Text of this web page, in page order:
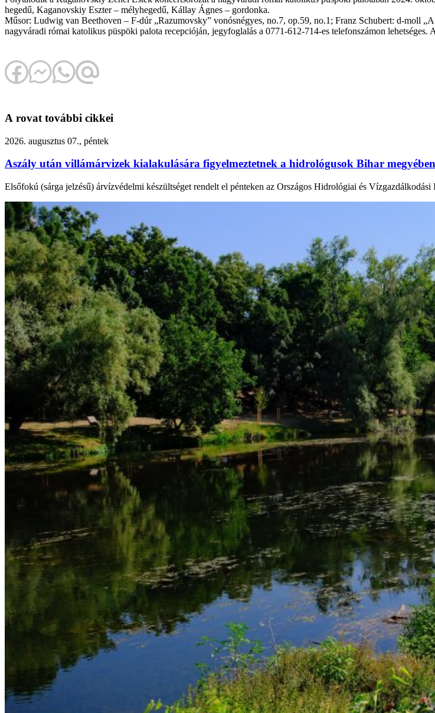
hegedű, Kaganovskiy Eszter – mélyhegedű, Kállay Ágnes – gordonka.
Műsor: Ludwig van Beethoven – F-dúr „Razumovsky” vonósnégyes, no.7, op.59, no.1; Franz Schubert: d-moll
nagyváradi római katolikus püspöki palota recepcióján, jegyfoglalás a 0771-612-714-es telefonszámon
A rovat további cikkei
2026. augusztus 07., péntek
Aszály után villámárvizek kialakulására figyelmeztetnek a hidrológusok Bihar megyében
Elsőfokú (sárga jelzésű) árvízvédelmi készültséget rendelt el pénteken az Országos Hidrológiai és